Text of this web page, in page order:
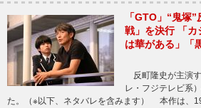
「GTO」“鬼塚
戦」を決行 「カ
は華がある」「
反町隆史が主演
レ・フジテレビ系
た。（※以下、ネタバレを含みます） 本作は、